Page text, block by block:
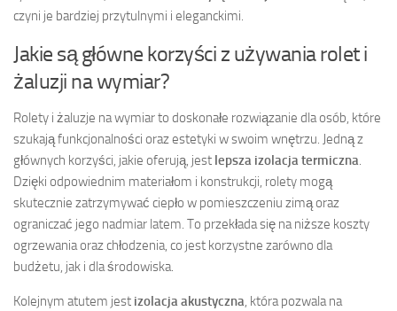
czyni je bardziej przytulnymi i eleganckimi.
Jakie są główne korzyści z używania rolet i
żaluzji na wymiar?
Rolety i żaluzje na wymiar to doskonałe rozwiązanie dla osób, które
szukają funkcjonalności oraz estetyki w swoim wnętrzu. Jedną z
głównych korzyści, jakie oferują, jest lepsza izolacja termiczna.
Dzięki odpowiednim materiałom i konstrukcji, rolety mogą
skutecznie zatrzymywać ciepło w pomieszczeniu zimą oraz
ograniczać jego nadmiar latem. To przekłada się na niższe koszty
ogrzewania oraz chłodzenia, co jest korzystne zarówno dla
budżetu, jak i dla środowiska.
Kolejnym atutem jest izolacja akustyczna, która pozwala na